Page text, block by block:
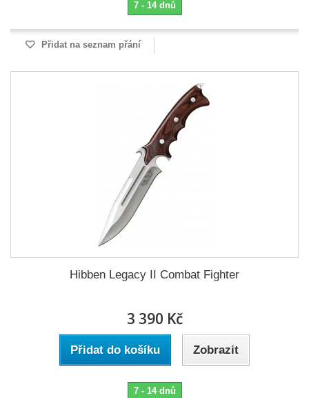
7 - 14 dnů
Přidat na seznam přání
Hibben Legacy II Combat Fighter
3 390 Kč
Přidat do košíku Zobrazit
7 - 14 dnů